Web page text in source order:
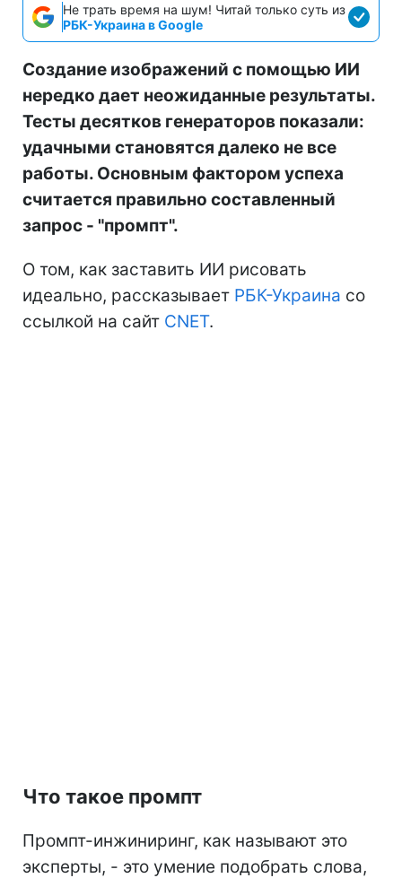
Не трать время на шум! Читай только суть из
РБК-Украина в Google
Создание изображений с помощью ИИ
нередко дает неожиданные результаты.
Тесты десятков генераторов показали:
удачными становятся далеко не все
работы. Основным фактором успеха
считается правильно составленный
запрос - "промпт".
О том, как заставить ИИ рисовать
идеально, рассказывает РБК-Украина со
ссылкой на сайт CNET.
Что такое промпт
Промпт-инжиниринг, как называют это
эксперты, - это умение подобрать слова,